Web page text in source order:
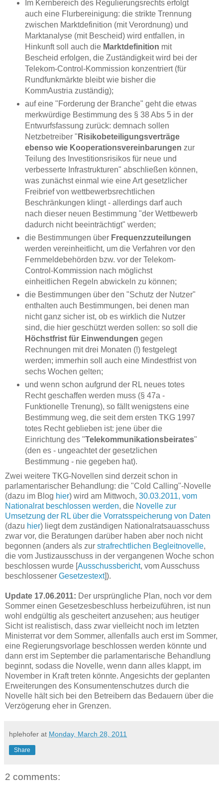
Im Kernbereich des Regulierungsrechts erfolgt
auch eine Flurbereinigung: die strikte Trennung
zwischen Marktdefinition (mit Verordnung) und
Marktanalyse (mit Bescheid) wird entfallen, in
Hinkunft soll auch die Marktdefinition mit
Bescheid erfolgen, die Zuständigkeit wird bei der
Telekom-Control-Kommission konzentriert (für
Rundfunkmärkte bleibt wie bisher die
KommAustria zuständig);
auf eine "Forderung der Branche" geht die etwas
merkwürdige Bestimmung des § 38 Abs 5 in der
Entwurfsfassung zurück: demnach sollen
Netzbetreiber " Risikobeteiligungsverträge
ebenso wie Kooperationsvereinbarungen zur
Teilung des Investitionsrisikos für neue und
verbesserte Infrastrukturen" abschließen können,
was zunächst einmal wie eine Art gesetzlicher
Freibrief von wettbewerbsrechtlichen
Beschränkungen klingt - allerdings darf auch
nach dieser neuen Bestimmung "der Wettbewerb
dadurch nicht beeinträchtigt" werden;
die Bestimmungen über Frequenzzuteilungen
werden vereinheitlicht, um die Verfahren vor den
Fernmeldebehörden bzw. vor der Telekom-
Control-Kommission nach möglichst
einheitlichen Regeln abwickeln zu können;
die Bestimmungen über den "Schutz der Nutzer"
enthalten auch Bestimmungen, bei denen man
nicht ganz sicher ist, ob es wirklich die Nutzer
sind, die hier geschützt werden sollen: so soll die
Höchstfrist für Einwendungen gegen
Rechnungen mit drei Monaten (!) festgelegt
werden; immerhin soll auch eine Mindestfrist von
sechs Wochen gelten;
und wenn schon aufgrund der RL neues totes
Recht geschaffen werden muss (§ 47a -
Funktionelle Trenung), so fällt wenigstens eine
Bestimmung weg, die seit dem ersten TKG 1997
totes Recht geblieben ist: jene über die
Einrichtung des "Telekommunikationsbeirates"
(den es - ungeachtet der gesetzlichen
Bestimmung - nie gegeben hat).
Zwei weitere TKG-Novellen sind derzeit schon in
parlamentarischer Behandlung: die "Cold Calling"-Novelle
(dazu im Blog hier) wird am Mittwoch, 30.03.2011, vom
Nationalrat beschlossen werden, die Novelle zur
Umsetzung der RL über die Vorratsspeicherung von Daten
(dazu hier) liegt dem zuständigen Nationalratsauasschuss
zwar vor, die Beratungen darüber haben aber noch nicht
begonnen (anders als zur strafrechtlichen Begleitnovelle,
die vom Justizausschuss in der vergangenen Woche schon
beschlossen wurde [Ausschussbericht, vom Ausschuss
beschlossener Gesetzestext]).
Update 17.06.2011: Der ursprüngliche Plan, noch vor dem
Sommer einen Gesetzesbeschluss herbeizuführen, ist nun
wohl endgültig als gescheitert anzusehen; aus heutiger
Sicht ist realistisch, dass zwar vielleicht noch im letzten
Ministerrat vor dem Sommer, allenfalls auch erst im Sommer,
eine Regierungsvorlage beschlossen werden könnte und
dann erst im September die parlamentarische Behandlung
beginnt, sodass die Novelle, wenn dann alles klappt, im
November in Kraft treten könnte. Angesichts der geplanten
Erweiterungen des Konsumentenschutzes durch die
Novelle hält sich bei den Betreibern das Bedauern über die
Verzögerung eher in Grenzen.
hplehofer at Monday, March 28, 2011
Share
2 comments: